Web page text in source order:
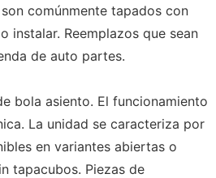
comúnmente tapados con
instalar. Reemplazos que sean
de auto partes.
bola asiento. El funcionamiento
La unidad se caracteriza por
en variantes abiertas o
tapacubos. Piezas de